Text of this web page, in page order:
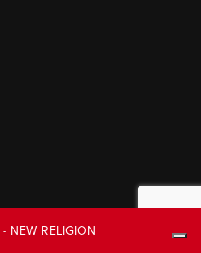
- NEW RELIGION